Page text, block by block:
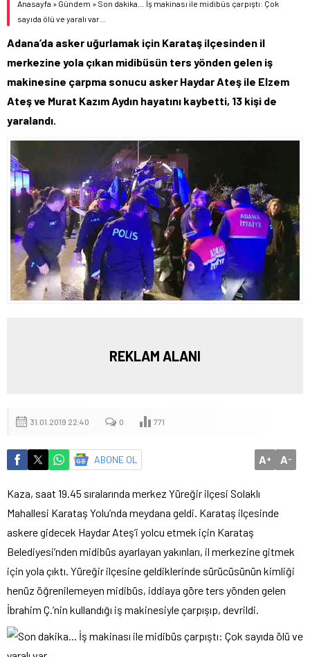
Anasayfa » Gündem » Son dakika… İş makinası ile midibüs çarpıştı: Çok
sayıda ölü ve yaralı var…
Adana’da asker uğurlamak için Karataş ilçesinden il
merkezine yola çıkan midibüsün ters yönden gelen iş
makinesine çarpma sonucu asker Haydar Ateş ile Elzem
Ateş ve Murat Kazım Aydın hayatını kaybetti, 13 kişi de
yaralandı.
REKLAM ALANI
31.01.2019 22:40 0 771
ABONE OL A+ A-
Kaza, saat 19.45 sıralarında merkez Yüreğir ilçesi Solaklı
Mahallesi Karataş Yolu’nda meydana geldi. Karataş ilçesinde
askere gidecek Haydar Ateş’i yolcu etmek için Karataş
Belediyesi’nden midibüs ayarlayan yakınları, il merkezine gitmek
için yola çıktı. Yüreğir ilçesine geldiklerinde sürücüsünün kimliği
henüz öğrenilemeyen midibüs, iddiaya göre ters yönden gelen
İbrahim Ç.’nin kullandığı iş makinesiyle çarpışıp, devrildi.